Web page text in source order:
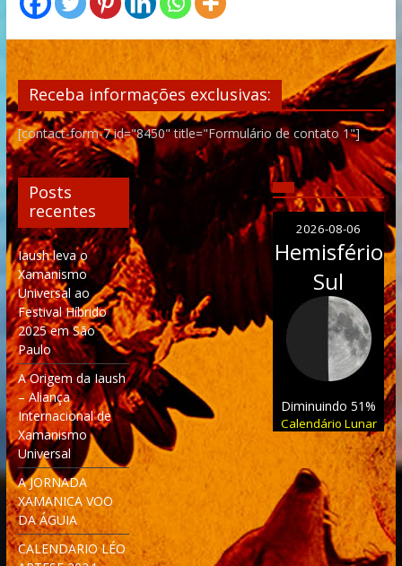
Receba informações exclusivas:
[contact-form-7 id="8450" title="Formulário de contato 1"]
Posts
recentes
Iaush leva o
Xamanismo
Universal ao
Festival Híbrido
2025 em São
Paulo
A Origem da Iaush
– Aliança
Internacional de
Xamanismo
Universal
A JORNADA
XAMANICA VOO
DA ÁGUIA
CALENDARIO LÉO
2026-08-06
Hemisfério
Sul
Diminuindo 51%
Calendário Lunar